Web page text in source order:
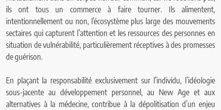
ils ont tous un commerce à faire tourner. Ils alimentent,
intentionnellement ou non, l’écosystème plus large des mouvements
sectaires qui capturent l’attention et les ressources des personnes en
situation de vulnérabilité, particulièrement réceptives à des promesses
de guérison.
En plaçant la responsabilité exclusivement sur l’individu, l’idéologie
sous-jacente au développement personnel, au New Age et aux
alternatives à la médecine, contribue à la dépolitisation d’un enjeu